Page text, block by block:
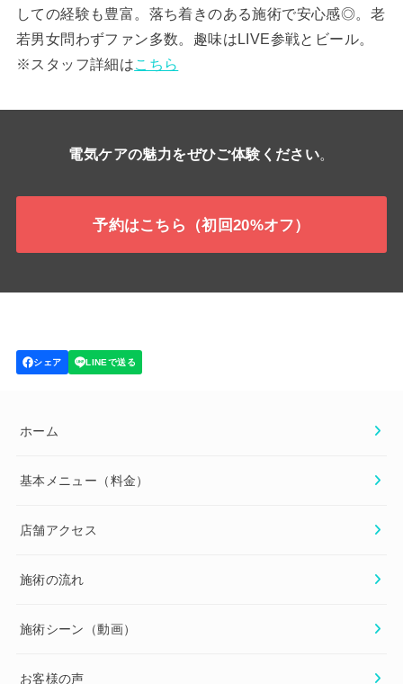
しての経験も豊富。落ち着きのある施術で安心感◎。老
若男女問わずファン多数。趣味はLIVE参戦とビール。
※スタッフ詳細はこちら
電気ケアの魅力をぜひご体験ください。
予約はこちら（初回20%オフ）
ホーム
基本メニュー（料金）
店舗アクセス
施術の流れ
施術シーン（動画）
お客様の声